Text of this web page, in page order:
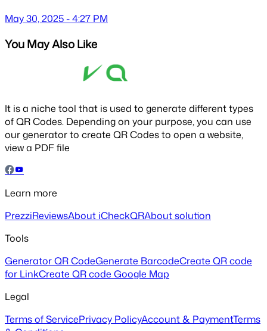
May 30, 2025 - 4:27 PM
You May Also Like
It is a niche tool that is used to generate different types
of QR Codes. Depending on your purpose, you can use
our generator to create QR Codes to open a website,
view a PDF file
Learn more
PrezziReviewsAbout iCheckQRAbout solution
Tools
Generator QR CodeGenerate BarcodeCreate QR code
for LinkCreate QR code Google Map
Legal
Terms of ServicePrivacy PolicyAccount & PaymentTerms